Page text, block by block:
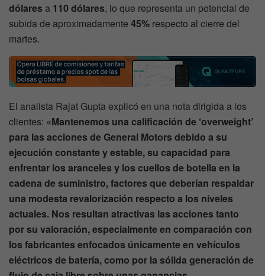
dólares a 110 dólares, lo que representa un potencial de
subida de aproximadamente 45% respecto al cierre del
martes.
El analista Rajat Gupta explicó en una nota dirigida a los
clientes: «Mantenemos una calificación de ‘overweight’
para las acciones de General Motors debido a su
ejecución constante y estable, su capacidad para
enfrentar los aranceles y los cuellos de botella en la
cadena de suministro, factores que deberían respaldar
una modesta revalorización respecto a los niveles
actuales. Nos resultan atractivas las acciones tanto
por su valoración, especialmente en comparación con
los fabricantes enfocados únicamente en vehículos
eléctricos de batería, como por la sólida generación de